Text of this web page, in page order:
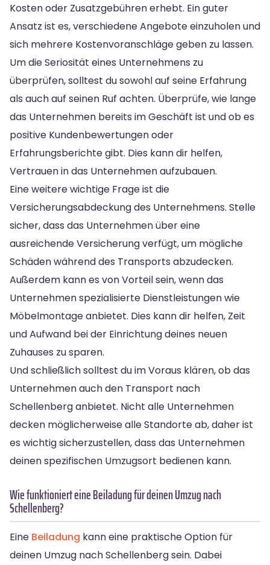
Kosten oder Zusatzgebühren erhebt. Ein guter
Ansatz ist es, verschiedene Angebote einzuholen und
sich mehrere Kostenvoranschläge geben zu lassen.
Um die Seriosität eines Unternehmens zu
überprüfen, solltest du sowohl auf seine Erfahrung
als auch auf seinen Ruf achten. Überprüfe, wie lange
das Unternehmen bereits im Geschäft ist und ob es
positive Kundenbewertungen oder
Erfahrungsberichte gibt. Dies kann dir helfen,
Vertrauen in das Unternehmen aufzubauen.
Eine weitere wichtige Frage ist die
Versicherungsabdeckung des Unternehmens. Stelle
sicher, dass das Unternehmen über eine
ausreichende Versicherung verfügt, um mögliche
Schäden während des Transports abzudecken.
Außerdem kann es von Vorteil sein, wenn das
Unternehmen spezialisierte Dienstleistungen wie
Möbelmontage anbietet. Dies kann dir helfen, Zeit
und Aufwand bei der Einrichtung deines neuen
Zuhauses zu sparen.
Und schließlich solltest du im Voraus klären, ob das
Unternehmen auch den Transport nach
Schellenberg anbietet. Nicht alle Unternehmen
decken möglicherweise alle Standorte ab, daher ist
es wichtig sicherzustellen, dass das Unternehmen
deinen spezifischen Umzugsort bedienen kann.
Wie funktioniert eine Beiladung für deinen Umzug nach
Schellenberg?
Eine Beiladung kann eine praktische Option für
deinen Umzug nach Schellenberg sein. Dabei